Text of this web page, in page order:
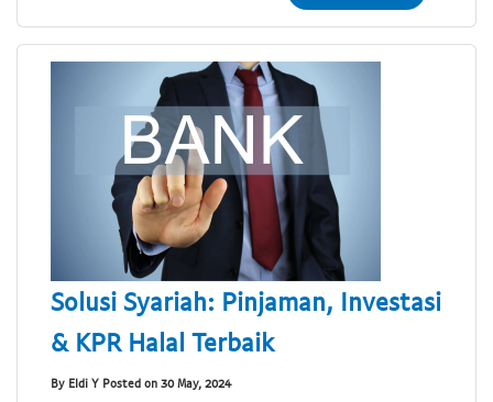
Solusi Syariah: Pinjaman, Investasi
& KPR Halal Terbaik
By Eldi Y Posted on 30 May, 2024